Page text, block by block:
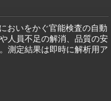
おいをかぐ官能検査の自動
人員不足の解消、品質の安
測定結果は即時に解析用ア